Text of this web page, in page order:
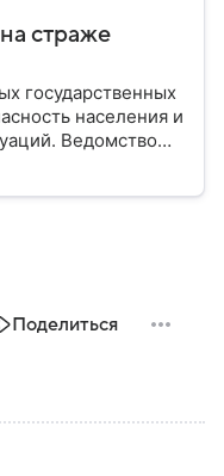
страже
государственных
населения и
Ведомство
от
устроено, какие
в
Поделиться